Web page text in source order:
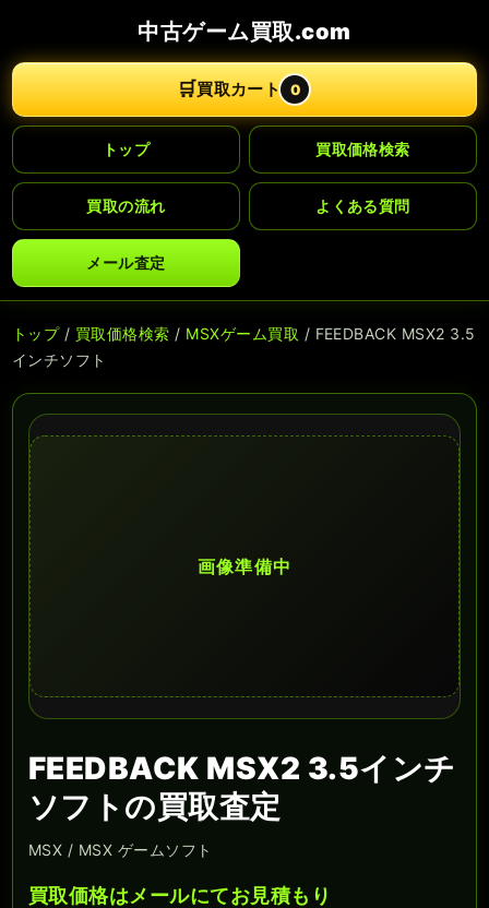
中古ゲーム買取.com
🛒買取カート 0
トップ 買取価格検索
買取の流れ よくある質問
メール査定
トップ/ 買取価格検索 / MSXゲーム買取 / FEEDBACK MSX2 3.5
インチソフト
画像準備中
FEEDBACK MSX2 3.5インチ
ソフトの買取査定
MSX / MSX ゲームソフト
買取価格はメールにてお見積もり